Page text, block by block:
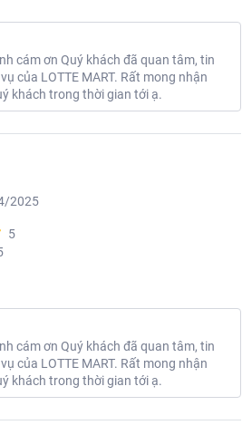
đồ dùng nấu bếp. Không được xịt
xung quanh hoặc bên dưới các đồ gia
thùng rác, v.v… và cả ở góc cửa hay bất
xịt trực tiếp vào chúng. Để khử đều
động chậm quét ngang trong
với tường và các đồ nội thất. Sau khi
cửa phòng lại ít nhất 15 phút. Sau đó
thoáng.
cám ơn Quý khách đã quan tâm, tin
của LOTTE MART. Rất mong nhận
khách trong thời gian tới ạ.
2025
5
cám ơn Quý khách đã quan tâm, tin
của LOTTE MART. Rất mong nhận
khách trong thời gian tới ạ.